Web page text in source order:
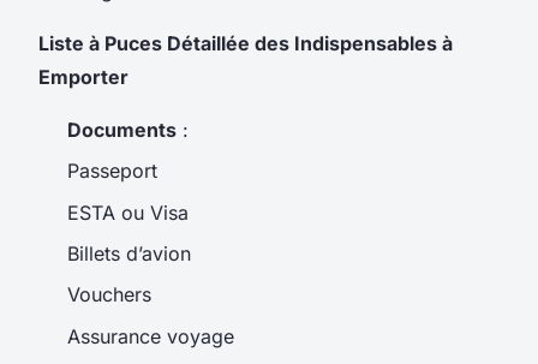
Liste à Puces Détaillée des Indispensables à
Emporter
Documents :
Passeport
ESTA ou Visa
Billets d’avion
Vouchers
Assurance voyage